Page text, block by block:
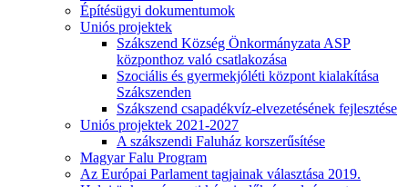
Építésügyi dokumentumok
Uniós projektek
Szákszend Község Önkormányzata ASP
központhoz való csatlakozása
Szociális és gyermekjóléti központ kialakítása
Szákszenden
Szákszend csapadékvíz-elvezetésének fejlesztése
Uniós projektek 2021-2027
A szákszendi Faluház korszerűsítése
Magyar Falu Program
Az Európai Parlament tagjainak választása 2019.